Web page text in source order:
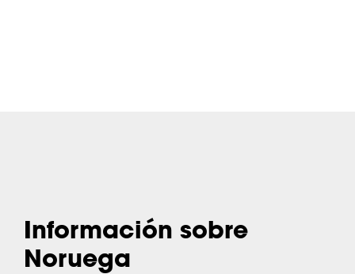
Información sobre
Noruega